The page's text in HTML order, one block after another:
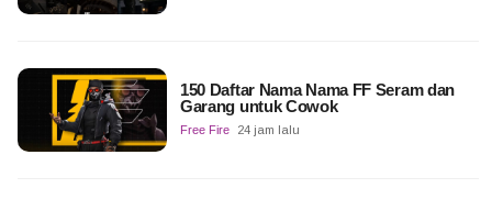
150 Daftar Nama Nama FF Seram dan
Garang untuk Cowok
Free Fire 24 jam lalu